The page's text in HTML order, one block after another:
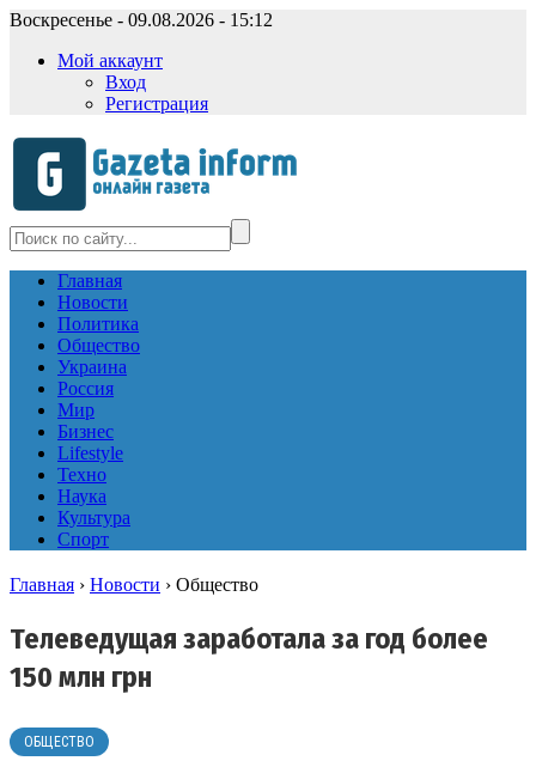
Воскресенье - 09.08.2026 - 15:12
Мой аккаунт
Вход
Регистрация
Главная
Новости
Политика
Общество
Украина
Россия
Мир
Бизнес
Lifestyle
Техно
Наука
Культура
Спорт
Главная › Новости › Общество
Телеведущая заработала за год более
150 млн грн
ОБЩЕСТВО